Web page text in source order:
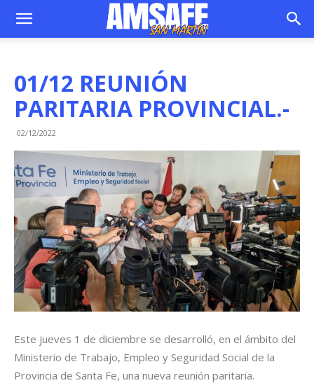
01/12 REUNIÓN
PARITARIA PROVINCIAL.-
02/12/2022
Este jueves 1 de diciembre se desarrolló, en el ámbito del
Ministerio de Trabajo, Empleo y Seguridad Social de la
Provincia de Santa Fe, una nueva reunión paritaria.